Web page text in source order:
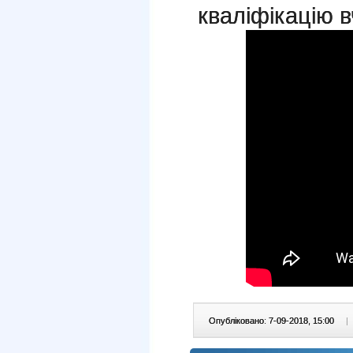
кваліфікацію
Опубліковано: 7-09-2018, 15:00 |